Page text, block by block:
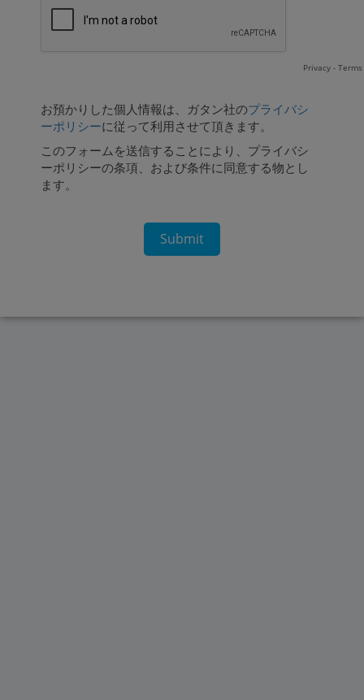
Privacy - Terms
お預かりした個人情報は、ガタン社のプライバシ
ーポリシーに従って利用させて頂きます。
このフォームを送信することにより、プライバシ
ーポリシーの条項、および条件に同意する物とし
ます。